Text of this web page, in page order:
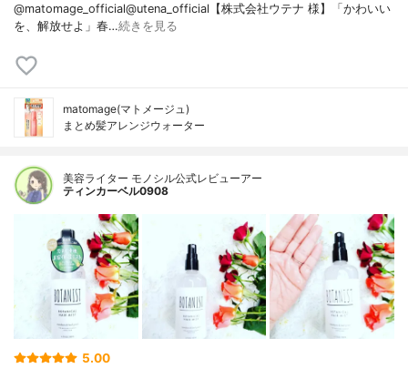
@matomage_official@utena_official【株式会社ウテナ 様】「かわいい
を、解放せよ」春…続きを見る
matomage(マトメージュ)
まとめ髪アレンジウォーター
美容ライター モノシル公式レビューアー
ティンカーベル0908
5.00